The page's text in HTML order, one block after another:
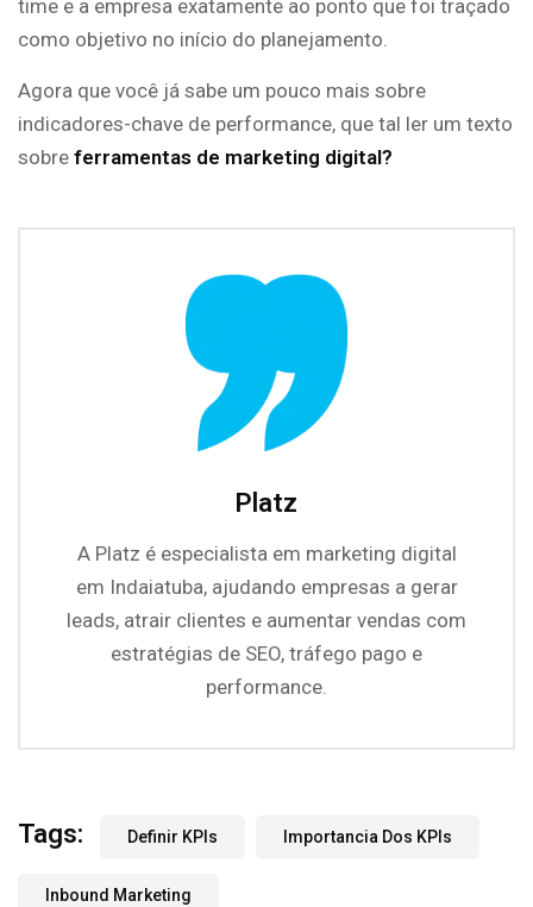
time e a empresa exatamente ao ponto que foi traçado
como objetivo no início do planejamento.
Agora que você já sabe um pouco mais sobre
indicadores-chave de performance, que tal ler um texto
sobre ferramentas de marketing digital?
Platz
A Platz é especialista em marketing digital
em Indaiatuba, ajudando empresas a gerar
leads, atrair clientes e aumentar vendas com
estratégias de SEO, tráfego pago e
performance.
Tags: Definir KPIs Importancia Dos KPIs
Inbound Marketing